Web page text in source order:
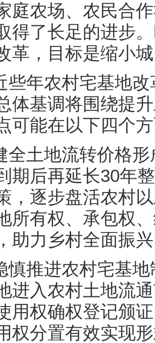
庭农场、农民合
得了长足的进步
革，目标是缩小
些年农村宅基地
体基调将围绕提
可能在以下四个
全土地流转价格
期后再延长30年
，逐步盘活农村
所有权、承包权
助力乡村全面振
慎推进农村宅基
进入农村土地流
用权确权登记颁
权分置有效实现